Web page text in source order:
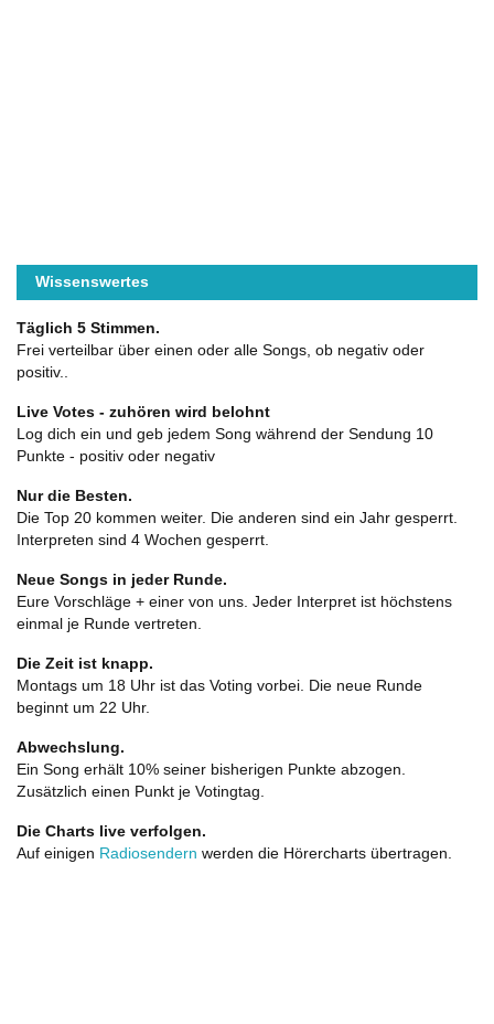
Wissenswertes
Täglich 5 Stimmen.
Frei verteilbar über einen oder alle Songs, ob negativ oder
positiv..
Live Votes - zuhören wird belohnt
Log dich ein und geb jedem Song während der Sendung 10
Punkte - positiv oder negativ
Nur die Besten.
Die Top 20 kommen weiter. Die anderen sind ein Jahr gesperrt.
Interpreten sind 4 Wochen gesperrt.
Neue Songs in jeder Runde.
Eure Vorschläge + einer von uns. Jeder Interpret ist höchstens
einmal je Runde vertreten.
Die Zeit ist knapp.
Montags um 18 Uhr ist das Voting vorbei. Die neue Runde
beginnt um 22 Uhr.
Abwechslung.
Ein Song erhält 10% seiner bisherigen Punkte abzogen.
Zusätzlich einen Punkt je Votingtag.
Die Charts live verfolgen.
Auf einigen Radiosendern werden die Hörercharts übertragen.